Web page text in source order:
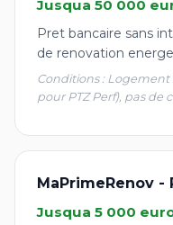
Jusqua 50 000
Pret bancaire sans
de renovation
Conditions : Logement
pour PTZ Perf), pas de
MaPrimeRenov
Jusqua 5 000